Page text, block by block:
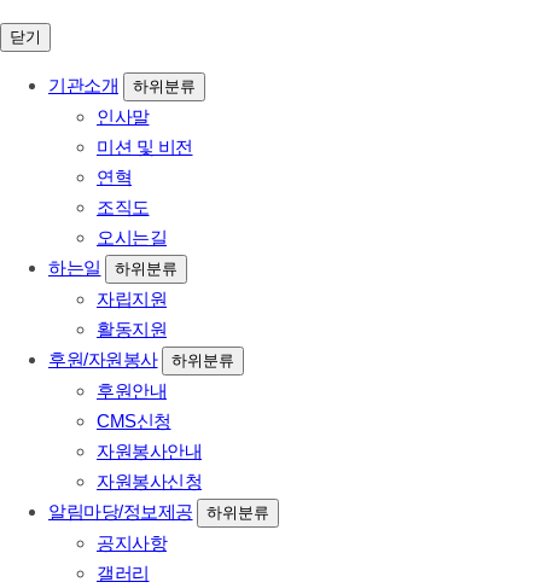
닫기
기관소개 하위분류
인사말
미션 및 비전
연혁
조직도
오시는길
하는일
하위분류
자립지원
활동지원
후원/자원봉사
하위분류
후원안내
CMS신청
자원봉사안내
자원봉사신청
알림마당/정보제공
하위분류
공지사항
갤러리